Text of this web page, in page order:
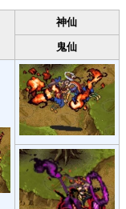
神仙
鬼仙